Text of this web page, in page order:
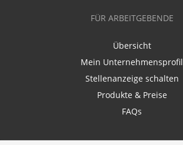
FÜR ARBEITGEBENDE
Übersicht
Mein Unternehmensprofil
Stellenanzeige schalten
Produkte & Preise
FAQs